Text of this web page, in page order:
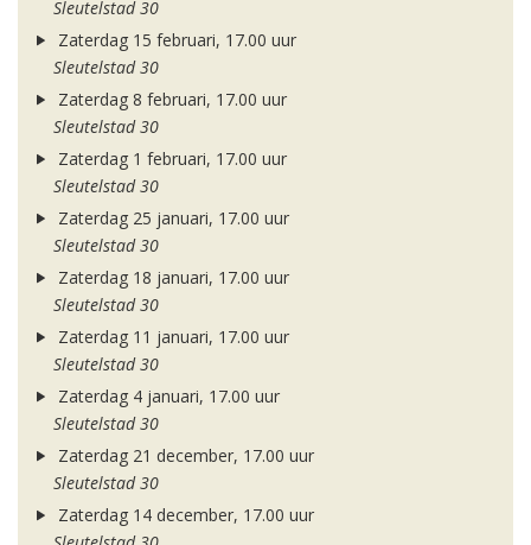
Sleutelstad 30
Zaterdag 15 februari, 17.00 uur
Sleutelstad 30
Zaterdag 8 februari, 17.00 uur
Sleutelstad 30
Zaterdag 1 februari, 17.00 uur
Sleutelstad 30
Zaterdag 25 januari, 17.00 uur
Sleutelstad 30
Zaterdag 18 januari, 17.00 uur
Sleutelstad 30
Zaterdag 11 januari, 17.00 uur
Sleutelstad 30
Zaterdag 4 januari, 17.00 uur
Sleutelstad 30
Zaterdag 21 december, 17.00 uur
Sleutelstad 30
Zaterdag 14 december, 17.00 uur